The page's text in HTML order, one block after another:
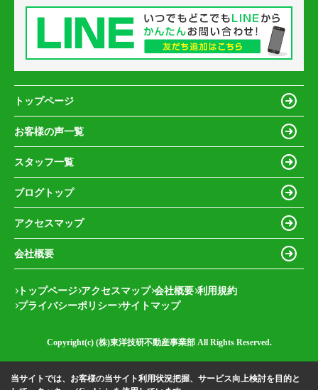
トップページ
お客様の声一覧
スタッフ一覧
ブログトップ
アクセスマップ
会社概要
トップページ アクセスマップ 会社概要 利用規約
プライバシーポリシー サイトマップ
Copyright(c) (株)東洋技研不動産事業部 All Rights Reserved.
当サイトでは、お客様の当サイト利用状況把握、サービス向上検討を目的と